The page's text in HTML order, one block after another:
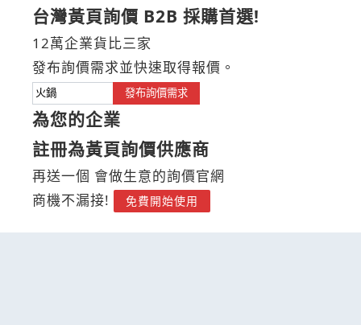
台灣黃頁詢價 B2B 採購首選!
12萬企業貨比三家
發布詢價需求並快速取得報價。
發布詢價需求
為您的企業
註冊為黃頁詢價供應商
再送一個 會做生意的詢價官網
商機不漏接!
免費開始使用